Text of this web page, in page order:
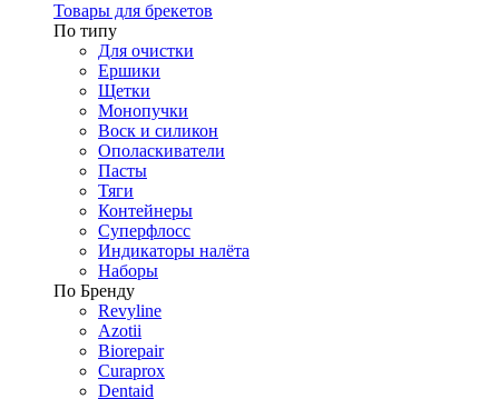
Товары для брекетов
По типу
Для очистки
Ершики
Щетки
Монопучки
Воск и силикон
Ополаскиватели
Пасты
Тяги
Контейнеры
Суперфлосс
Индикаторы налёта
Наборы
По Бренду
Revyline
Azotii
Biorepair
Curaprox
Dentaid